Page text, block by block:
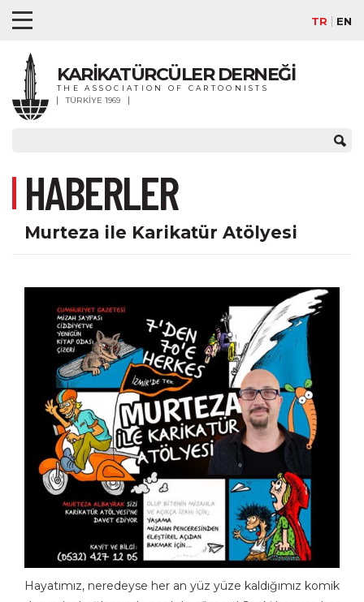
TR EN
KARİKATÜRCÜLER DERNEĞİ
THE ASSOCIATION OF CARTOONISTS
TÜRKİYE 1969
HABERLER
Murteza ile Karikatür Atölyesi
Hayatımız, neredeyse her an yüz yüze kaldığımız komik